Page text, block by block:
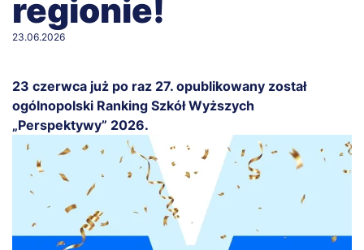
regionie!
23.06.2026
23 czerwca już po raz 27. opublikowany został
ogólnopolski Ranking Szkół Wyższych
„Perspektywy” 2026.